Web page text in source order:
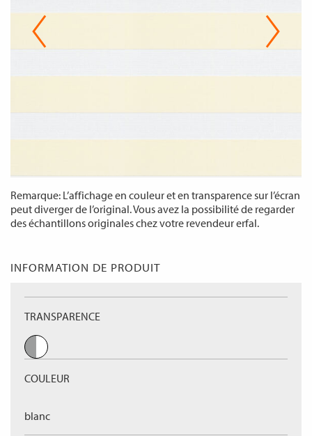
Remarque: L’affichage en couleur et en transparence sur l’écran
peut diverger de l’original. Vous avez la possibilité de regarder
des échantillons originales chez votre revendeur erfal.
INFORMATION DE PRODUIT
TRANSPARENCE
COULEUR
blanc